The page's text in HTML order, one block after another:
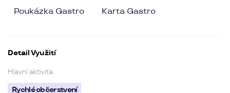
Poukázka Gastro Karta Gastro
Detail Využití
Hlavní aktivita
Rychlé občerstvení